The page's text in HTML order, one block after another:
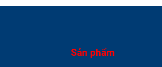
Sản phẩm